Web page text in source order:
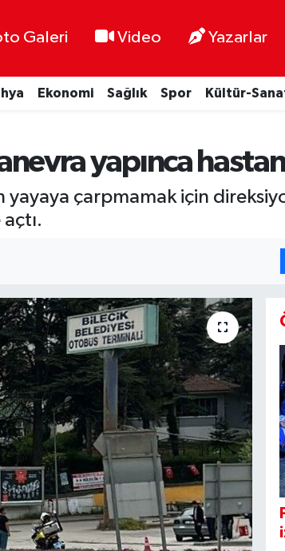
Galeri Video Yazarlar
Ekonomi Sağlık Spor Kültür-
yapınca
yayaya çarpmamak için